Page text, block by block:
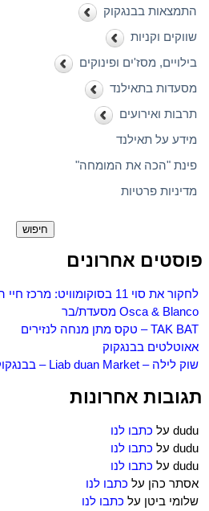
התמצאות בבנגקוק
שווקים וקניות
בילויים, מסז'ים ופינוקים
מסעדות בתאילנד
תרבות ואירועים
מידע על תאילנד
פינת "הכה את המומחה"
מדיניות פרטיות
פוסטים אחרונים
לחקור את סוי 11 בסוקומוויט: מרכז חיי הלילה של בנגקוק
Osca & Blanco מסעדת/בר
TAK BAT – טקס מתן מנחה לנזירים
אאוטלטים בבנגקוק
שוק לילה – Liab duan Market – בבנגקוק
תגובות אחרונות
dudu על כתבו לנו
dudu על כתבו לנו
dudu על כתבו לנו
אסתר כהן על כתבו לנו
שלומי ביטן על כתבו לנו